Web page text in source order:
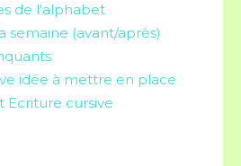
de l'alphabet
semaine (avant/après)
idée à mettre en place
Ecriture cursive